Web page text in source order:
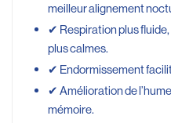
meilleur alignement
✔ Respiration plus
plus calmes.
✔ Endormissement
✔ Amélioration de
mémoire.